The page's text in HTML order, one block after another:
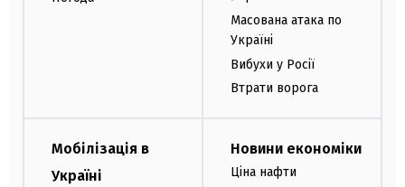
Масована атака по
Україні
Вибухи у Росії
Втрати ворога
Мобілізація в
Україні
Новини економіки
Ціна нафти